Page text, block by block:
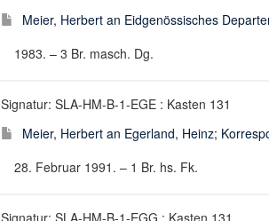
Meier, Herbert an Eidgenössisches
1983. – 3 Br. masch. Dg.
Signatur: SLA-HM-B-1-EGE : Kasten 131
Meier, Herbert an Egerland, Heinz;
28. Februar 1991. – 1 Br. hs. Fk.
Signatur: SLA-HM-B-1-EGG : Kasten 131